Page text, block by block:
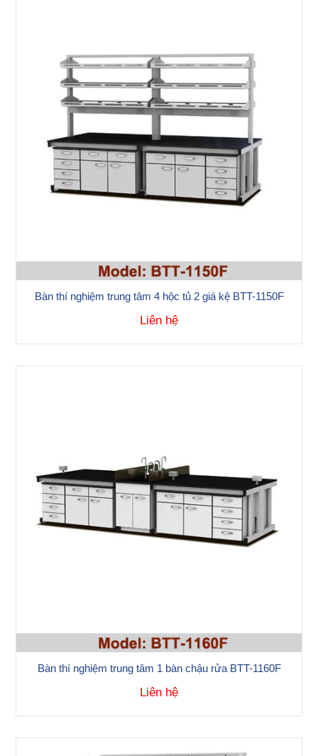
Bàn thí nghiệm trung tâm 4 hộc tủ 2 giá kệ BTT-1150F
Liên hệ
Bàn thí nghiệm trung tâm 1 bàn chậu rửa BTT-1160F
Liên hệ